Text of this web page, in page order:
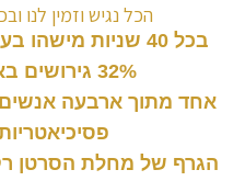
הכל נגיש וזמין לנו
בכל 40 שניות מישהו בעולם מתאבד.
32% גירושים בארץ.
אחד מתוך ארבעה אנשים
הגרף של מחלת הסרטן